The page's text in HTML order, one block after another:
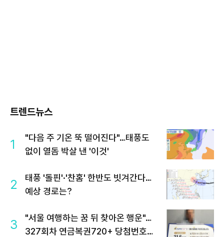
트렌드뉴스
1
"다음 주 기온 뚝 떨어진다"…태풍도
없이 열돔 박살 낸 '이것'
2
태풍 '돌핀'·'찬홈' 한반도 빗겨간다…
예상 경로는?
3
"서울 여행하는 꿈 뒤 찾아온 행운"…
327회차 연금복권720+ 당첨번호조